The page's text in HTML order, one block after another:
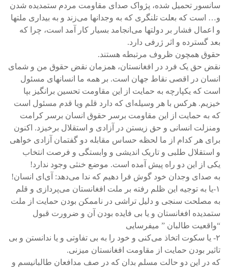
سانسور تحمیل شده، پژواک صدای مقاومت مردم ستمدیده شدن
و… است که بعلت تلنگری که به وجدانها می‌زند و به بیداری ملتها
و اعمال فشار بر دولتها می‌انجامد بسیار کار آمد است، چرا که
بعد گسترده و اثر ژرفی دارد.
حقوق همچون ظروف مرتبطه هستند.
نقض حق یک فرد در افغانستان، همزمان نقض حقوق من و شمای
انسان در اقصی نقاط جهان است. بر همه ما انسانهای مسئول
است که یکپارچه به حمایت از این مقاومت تحسین برانگیز بپا
خیزیم. هرکس با هر وسیله‌ای که دارد قلم ویا قدم مسئول است
که به حمایت از این مقاومت برسر حقوق انسان برسر کرامت
ومنزلت انسانی و حق زیستن در آزادی و استقلال برخیزد. اکنون
برای هر کدام از ما لحظه حساس مقابله دو گفتمان آزادی خواهی
و استقلال طلبی و تاریک اندیشی و وابستگی و فرصت انتخاب
یکی از این دو راه پیش آمده است. موضع خنثی وجود ندارد!
به صدای وجدان خود گوش فرا دهیم که ندا می‌دهد: آی‌ای انسان!
۱-یا به توجیه این ظلم رفته بر ملت افغانستان می‌پردازی و قلم
به مصلحت سنجی و دلیل تراشی در ناممکن بودن حمایت از ملت
ستمدیده افغانستان و یا بی فایده بودن آن و ضرورت قبول
“واقعیت طالبان ” میفرسایی
۲- یا سکوت اتخاذ می‌کنی و خود را به بی تفاوتی و یا ندانستن و بی
تاثیر بودن حمایت از مقاومت افغانستان میزنی.
که در این دو حالت مسلم بدان که در صف مدافعان طالبانیسم و